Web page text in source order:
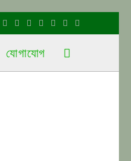
যোগাযোগ